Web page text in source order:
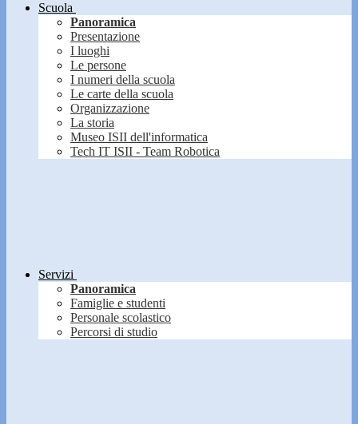
Scuola
Panoramica
Presentazione
I luoghi
Le persone
I numeri della scuola
Le carte della scuola
Organizzazione
La storia
Museo ISII dell'informatica
Tech IT ISII - Team Robotica
Servizi
Panoramica
Famiglie e studenti
Personale scolastico
Percorsi di studio